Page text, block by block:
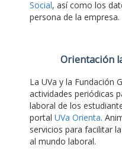
Social, así como los
persona de la empresa.
Orientación
La UVa y la Fundación
actividades periódicas
laboral de los
portal UVa Orienta.
servicios para facilitar
al mundo laboral.